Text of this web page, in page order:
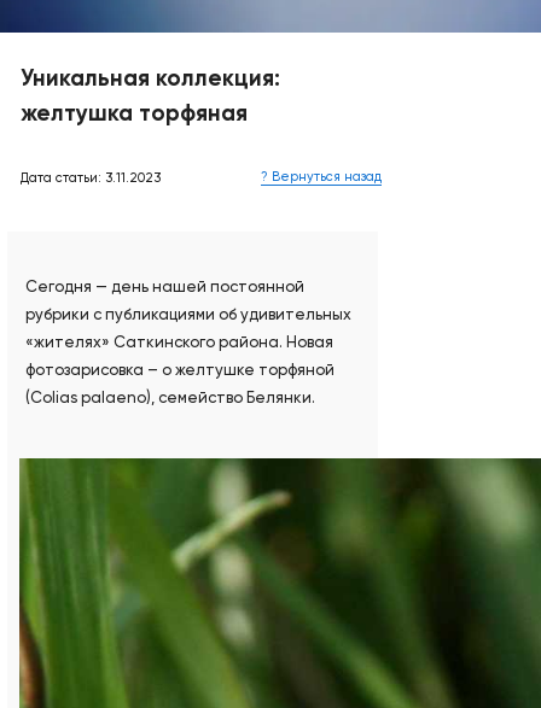
Дата статьи: 3.11.2023 ? Вернуться назад
Уникальная коллекция:
желтушка торфяная
Сегодня — день нашей постоянной
рубрики с публикациями об удивительных
«жителях» Саткинского района. Новая
фотозарисовка – о желтушке торфяной
(Colias palaeno), семейство Белянки.